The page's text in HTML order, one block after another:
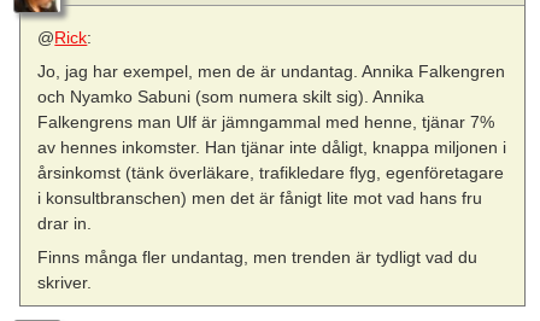
@Rick:
Jo, jag har exempel, men de är undantag. Annika Falkengren
och Nyamko Sabuni (som numera skilt sig). Annika
Falkengrens man Ulf är jämngammal med henne, tjänar 7%
av hennes inkomster. Han tjänar inte dåligt, knappa miljonen i
årsinkomst (tänk överläkare, trafikledare flyg, egenföretagare
i konsultbranschen) men det är fånigt lite mot vad hans fru
drar in.
Finns många fler undantag, men trenden är tydligt vad du
skriver.